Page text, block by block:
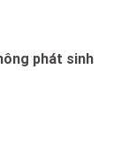
phát sinh